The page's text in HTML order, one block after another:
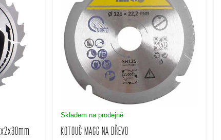
KOTOUČ MAGG NA DŘEVO
Skladem na prodejně